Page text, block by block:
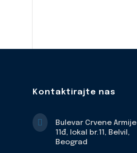
Kontaktirajte nas

Bulevar Crvene Armije
11đ, lokal br.11, Belvil,
Beograd